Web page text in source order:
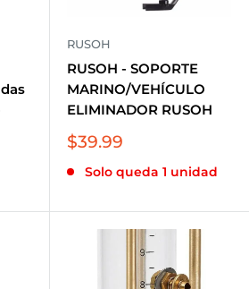
RUSOH
RUSOH - SOPORTE
MARINO/VEHÍCULO
ELIMINADOR RUSOH
Precio
venta
$39.99
Solo queda 1 unidad